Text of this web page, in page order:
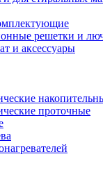
решетки и
и аксессуары
проточные